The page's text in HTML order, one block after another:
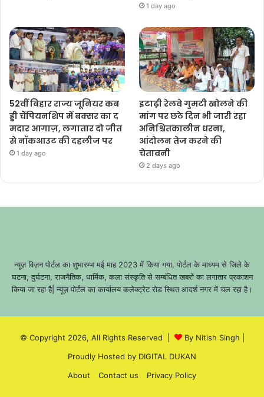
1 day ago
52वीं बिहार राज्य जूनियर कब
ड्डी चैंपियनशिप में बक्सर का द
मदार आगाज़, लगातार दो जीत
से नॉकआउट की दहलीज पर
1 day ago
इटाढ़ी रेलवे गुमटी खोलने की
मांग पर छठे दिन भी जारी रहा
अनिश्चितकालीन धरना,
आंदोलन तेज करने की
चेतावनी
2 days ago
न्यूज़ विज़न पोर्टल का शुभारम्भ मई माह 2023 में किया गया, पोर्टल के माध्यम से जिले के
घटना, दुर्घटना, राजनैतिक, धार्मिक, कला संस्कृति से सम्बंधित खबरों का लगातार प्रकाशन
किया जा रहा है| न्यूज़ पोर्टल का कार्यालय कलेक्ट्रेट रोड स्थित आदर्श नगर में चल रहा है।
© Copyright 2026, All Rights Reserved | By Nitish Singh
Proudly Hosted by DIGITAL DUKAN
About
Contact us Privacy Policy